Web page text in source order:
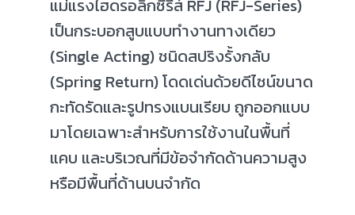
แม่แรงไฮดรอลิกซีรีส์ RFJ (RFJ-Series)
เป็นกระบอกสูบแบบทำงานทางเดียว
(Single Acting) ชนิดสปริงรั้งกลับ
(Spring Return) โดดเด่นด้วยดีไซน์ขนาด
กะทัดรัดและรูปทรงแบนเรียบ ถูกออกแบบ
มาโดยเฉพาะสำหรับการใช้งานในพื้นที่
แคบ และบริเวณที่มีข้อจำกัดด้านความสูง
หรือมีพื้นที่ด้านบนจำกัด